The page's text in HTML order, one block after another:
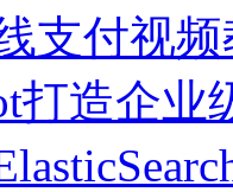
支付视
打造企业